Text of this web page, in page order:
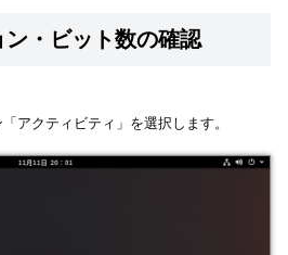
・ビット数の確認
アクティビティ」を選択します。